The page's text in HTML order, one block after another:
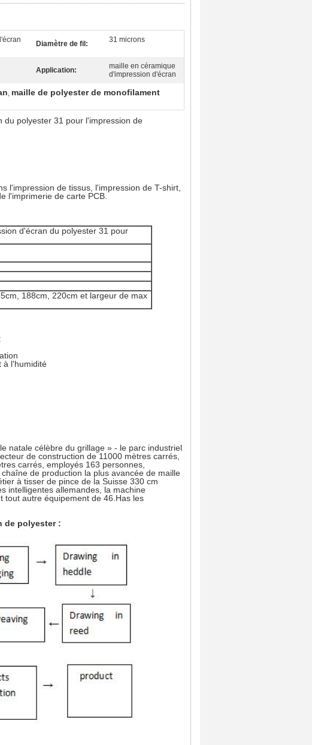
Diamètre de fil: 31 microns
Application:
maille en céramique
d'impression d'écran
, maille de polyester de monofilament
polyester 31 pour l'impression de
l'impression de tissus, l'impression de T-shirt,
l'imprimerie de carte PCB.
d'écran du polyester 31 pour
188cm, 220cm et largeur de max
à l'humidité
natale célèbre du grillage » - le parc industriel
de construction de 11000 mètres carrés,
carrés, employés 163 personnes,
de production la plus avancée de maille
à tisser de pince de la Suisse 330 cm
intelligentes allemandes, la machine
tout autre équipement de 46.Has les
de polyester :